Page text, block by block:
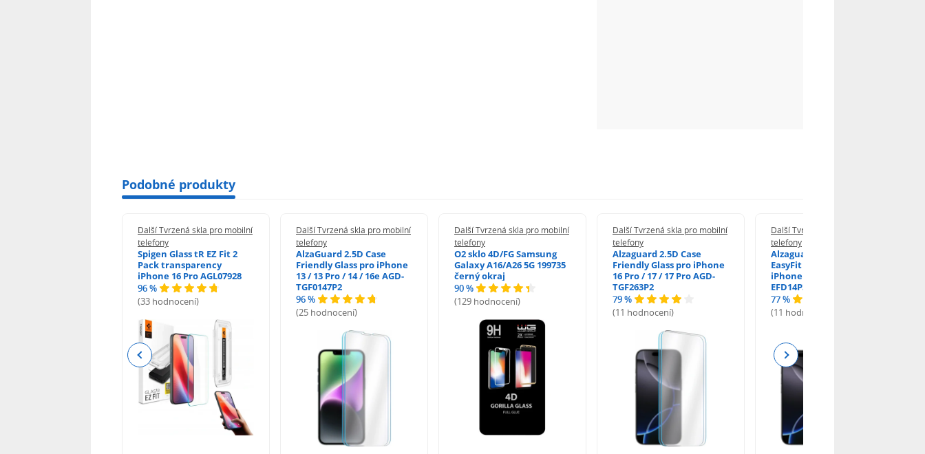
Podobné produkty
Další Tvrzená skla pro mobilní
telefony
Spigen Glass tR EZ Fit 2
Pack transparency
iPhone 16 Pro AGL07928
96 %
(33 hodnocení)
Další Tvrzená skla pro mobilní
telefony
AlzaGuard 2.5D Case
Friendly Glass pro iPhone
13 / 13 Pro / 14 / 16e AGD-
TGF0147P2
96 %
(25 hodnocení)
Další Tvrzená skla pro mobilní
telefony
O2 sklo 4D/FG Samsung
Galaxy A16/A26 5G 199735
černý okraj
90 %
(129 hodnocení)
Další Tvrzená skla pro mobilní
telefony
Alzaguard 2.5D Case
Friendly Glass pro iPhone
16 Pro / 17 / 17 Pro AGD-
TGF263P2
79 %
(11 hodnocení)
Další Tvrzená skla pro mobilní
telefony
Alzaguard 2.5D Glass
EasyFit DustFree pro
iPhone 16 Pro / 17 AGD-
EFD14P3
77 %
(11 hodnocení)
Previous Next